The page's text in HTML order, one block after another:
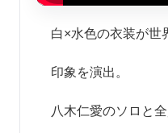
白×水色の衣装が世
印象を演出。
八木仁愛のソロと